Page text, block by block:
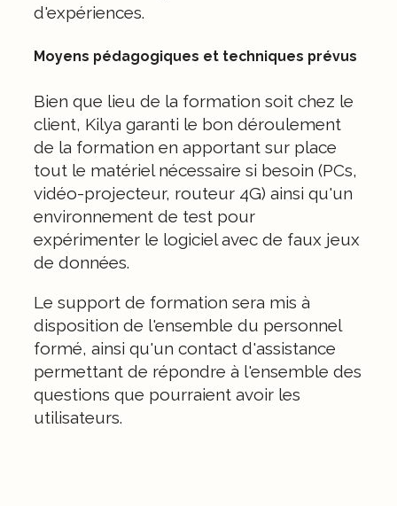
d'expériences.
Moyens pédagogiques et techniques prévus
Bien que lieu de la formation soit chez le
client, Kilya garanti le bon déroulement
de la formation en apportant sur place
tout le matériel nécessaire si besoin (PCs,
vidéo-projecteur, routeur 4G) ainsi qu'un
environnement de test pour
expérimenter le logiciel avec de faux jeux
de données.
Le support de formation sera mis à
disposition de l'ensemble du personnel
formé, ainsi qu'un contact d'assistance
permettant de répondre à l'ensemble des
questions que pourraient avoir les
utilisateurs.